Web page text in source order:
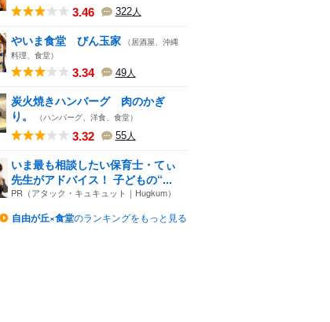
3.46 322人
やいま食堂 びん玉家 （居酒屋、沖縄
料理、食堂）
3.34 49人
炭火焼きハンバーグ 肉のかぎ
り。
（ハンバーグ、洋食、食堂）
3.32 55人
いま最も相談したい保育士・てぃ
先生がアドバイス！ 子どもの“...
PR（アタック・キュキュット｜Hugkum）
自由が丘×食堂のランキングをもっと見る